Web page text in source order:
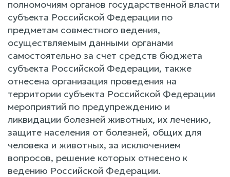
полномочиям органов государственной власти
субъекта Российской Федерации по
предметам совместного ведения,
осуществляемым данными органами
самостоятельно за счет средств бюджета
субъекта Российской Федерации, также
отнесена организация проведения на
территории субъекта Российской Федерации
мероприятий по предупреждению и
ликвидации болезней животных, их лечению,
защите населения от болезней, общих для
человека и животных, за исключением
вопросов, решение которых отнесено к
ведению Российской Федерации.